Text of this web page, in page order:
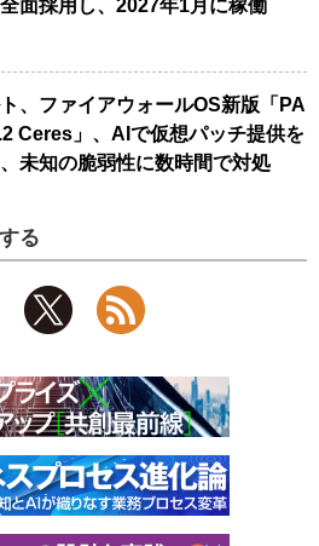
面採用し、2027年1月に稼働
、ファイアウォールOS新版「PA
Ceres」、AIで仮想パッチ提供を
未知の脆弱性に数時間で対処
る